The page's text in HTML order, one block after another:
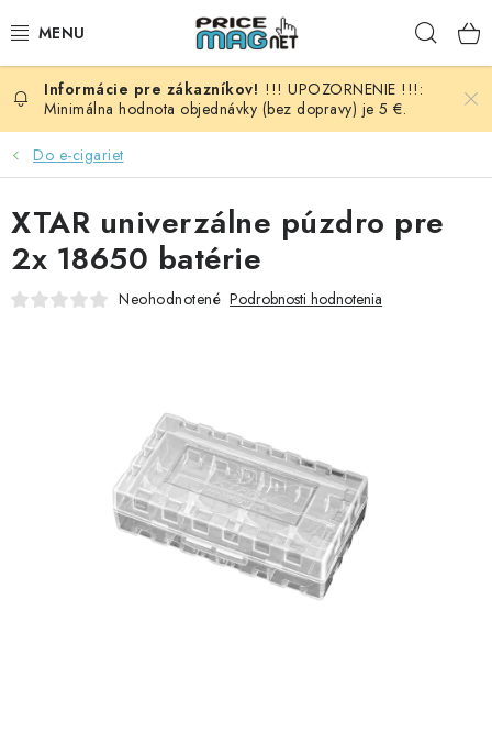
na
BATÉRIE
AUDIO - VIDEO
AUTO HI-FI
AUTOMOBIL
GADGETY, DARČEKY
KÁBLE A KONEKTORY
!!! UPOZORNENIE !!!:
Minimálna hodnota objednávky (bez dopravy) je 5 €.
Do e-cigariet
XTAR univerzálne púzdro pre
2x 18650 batérie
Neohodnotené Podrobnosti hodnotenia